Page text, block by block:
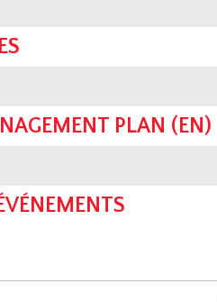
PLAN (EN)